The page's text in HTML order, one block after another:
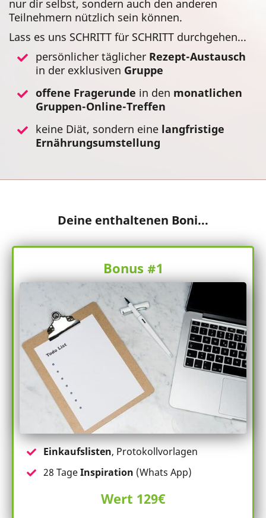
nur dir selbst, sondern auch den anderen
Teilnehmern nützlich sein können.
Lass es uns SCHRITT für SCHRITT durchgehen...
persönlicher täglicher Rezept-Austausch
in der exklusiven Gruppe
offene Fragerunde in den monatlichen
Gruppen-Online-Treffen
keine Diät, sondern eine langfristige
Ernährungsumstellung
Deine enthaltenen Boni...
Bonus #1
Einkaufslisten, Protokollvorlagen
28 TageInspiration (Whats App)
Wert 129€